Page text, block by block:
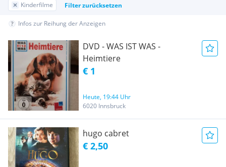
Kinderfilme Filter zurücksetzen
Infos zur Reihung der Anzeigen
DVD - WAS IST WAS -
Heimtiere
€ 1
Heute, 19:44 Uhr
6020 Innsbruck
hugo cabret
€ 2,50